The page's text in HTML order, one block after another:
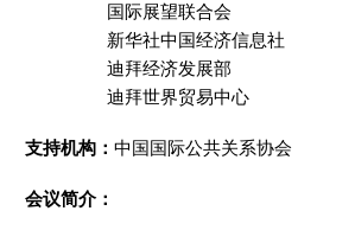
国际展望联合会
新华社中国经济信息社
迪拜经济发展部
迪拜世界贸易中心
支持机构： 中国国际公共关系协会
会议简介：